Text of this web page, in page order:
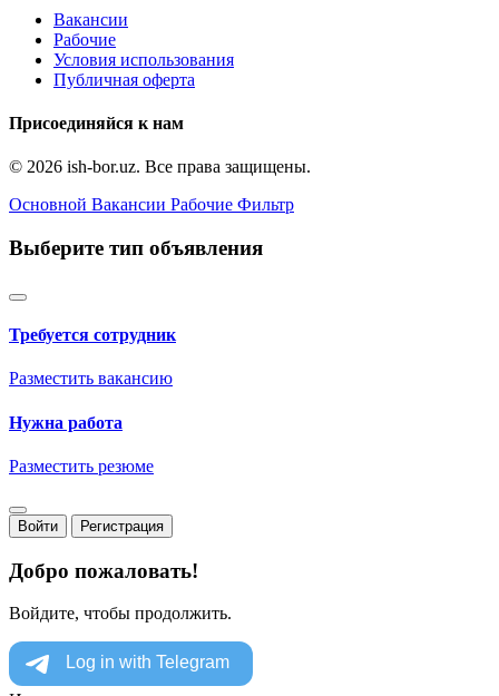
Вакансии
Рабочие
Условия использования
Публичная оферта
Присоединяйся к нам
© 2026 ish-bor.uz. Все права защищены.
Основной Вакансии Рабочие Фильтр
Выберите тип объявления
Требуется сотрудник
Разместить вакансию
Нужна работа
Разместить резюме
Войти Регистрация
Добро пожаловать!
Войдите, чтобы продолжить.